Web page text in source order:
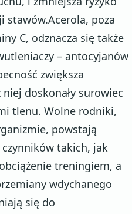
stawów.Acerola, poza
C, odznacza się także
– antocyjanów
zwiększa
doskonały surowiec
tlenu. Wolne rodniki,
powstają
czynników takich, jak
treningiem, a
wdychanego
się do